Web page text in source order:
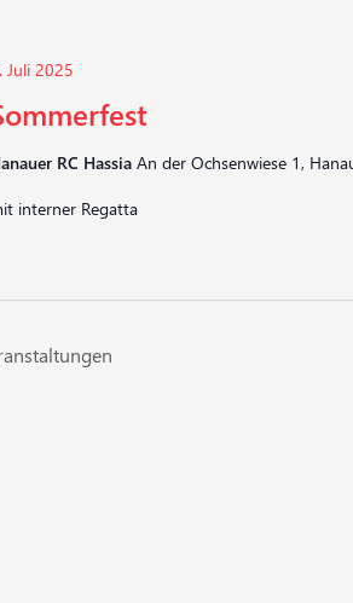
Juli 2025
RC Hassia An der Ochsenwiese 1,
interner Regatta